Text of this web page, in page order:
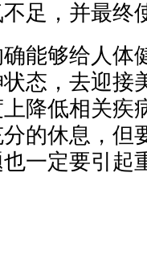
足，并最终
能够给人体
态，去迎接
降低相关疾
的休息，但
一定要引起